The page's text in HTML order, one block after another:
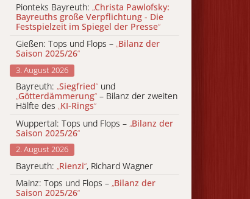
Pionteks Bayreuth: „Christa Pawlofsky:
Bayreuths große Verpflichtung - Die
Festspielzeit im Spiegel der Presse“
Gießen: Tops und Flops – „Bilanz der
Saison 2025/26“
3. August 2026
Bayreuth: „Siegfried“ und
„Götterdämmerung“ – Bilanz der zweiten
Hälfte des „KI-Rings“
Wuppertal: Tops und Flops – „Bilanz der
Saison 2025/26“
2. August 2026
Bayreuth: „Rienzi“, Richard Wagner
Mainz: Tops und Flops – „Bilanz der
Saison 2025/26“